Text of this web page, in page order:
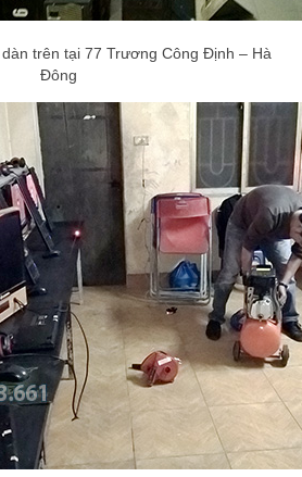
trên tại 77 Trương Công Định – Hà
Đông